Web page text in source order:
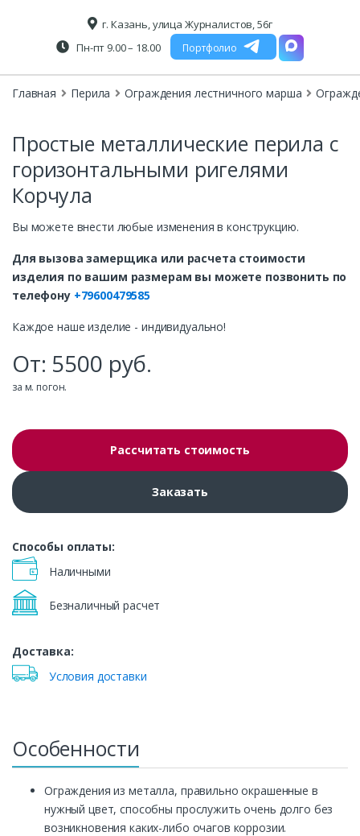
г. Казань, улица Журналистов, 56г
Пн-пт 9.00 – 18.00
Портфолио
Главная Перила Ограждения лестничного марша
Простые металлические перила с
горизонтальными ригелями
Корчула
Вы можете внести любые изменения в конструкцию.
Для вызова замерщика или расчета стоимости
изделия по вашим размерам вы можете позвонить по
телефону +79600479585
Каждое наше изделие - индивидуально!
От: 5500 руб.
за м. погон.
Рассчитать стоимость
Заказать
Способы оплаты:
Наличными
Безналичный расчет
Доставка:
Условия доставки
Особенности
Ограждения из металла, правильно окрашенные в
нужный цвет, способны прослужить очень долго без
возникновения каких-либо очагов коррозии.